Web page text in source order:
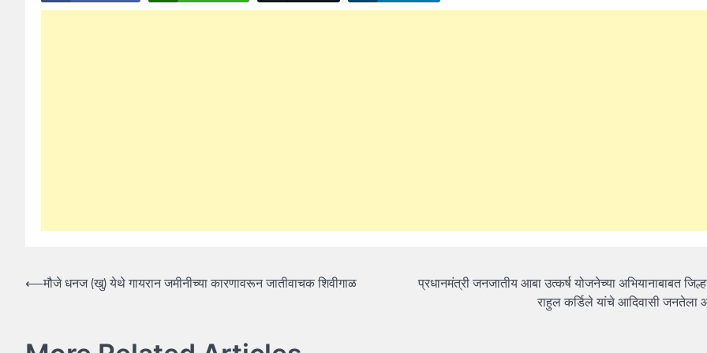
Post
⟵मौजे धनज (खु) येथे गायरान जमीनीच्या कारणावरून जातीवाचक शिवीगाळ
प्रधानमंत्री जनजातीय आबा उत्कर्ष योजनेच्या अभियानाबाबत
राहुल कर्डिले यांचे आदिवासी जनतेला